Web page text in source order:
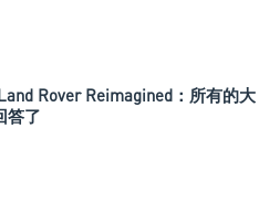
Rover Reimagined：所有的大
答了